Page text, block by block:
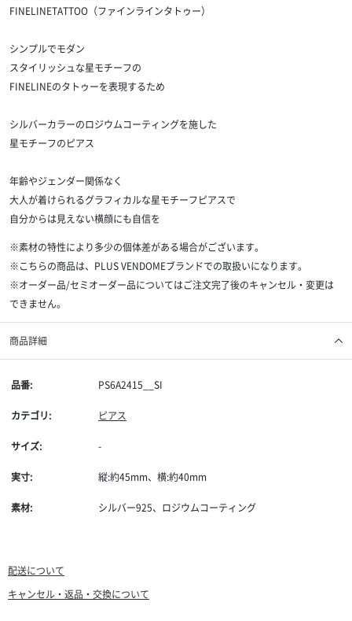
FINELINETATTOO（ファインラインタトゥー）
シンプルでモダン
スタイリッシュな星モチーフの
FINELINEのタトゥーを表現するため
シルバーカラーのロジウムコーティングを施した
星モチーフのピアス
年齢やジェンダー関係なく
大人が着けられるグラフィカルな星モチーフピアスで
自分からは見えない横顔にも自信を
※素材の特性により多少の個体差がある場合がございます。
※こちらの商品は、PLUS VENDOMEブランドでの取扱いになります。
※オーダー品/セミオーダー品についてはご注文完了後のキャンセル・変更は
できません。
商品詳細
品番: PS6A2415__SI
カテゴリ: ピアス
サイズ: -
実寸: 縦:約45mm、横:約40mm
素材: シルバー925、ロジウムコーティング
配送について
キャンセル・返品・交換について